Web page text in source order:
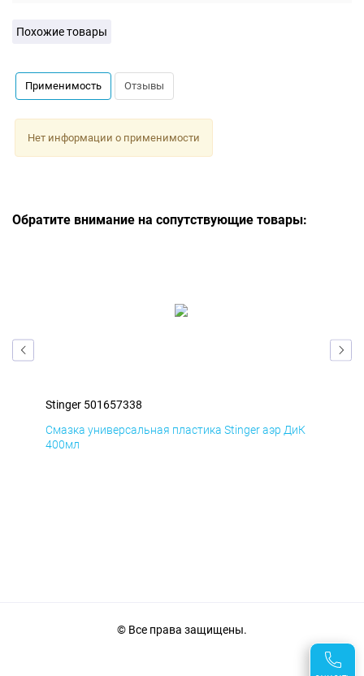
Похожие товары
Применимость Отзывы
Нет информации о применимости
Обратите внимание на сопутствующие товары:
Stinger 501657338
Смазка универсальная пластика Stinger аэр ДиК
400мл
© Все права защищены.